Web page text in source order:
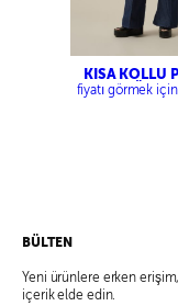
KISA KOLLU
fiyatı görmek
BÜLTEN
Yeni ürünlere erken
içerik elde edin.